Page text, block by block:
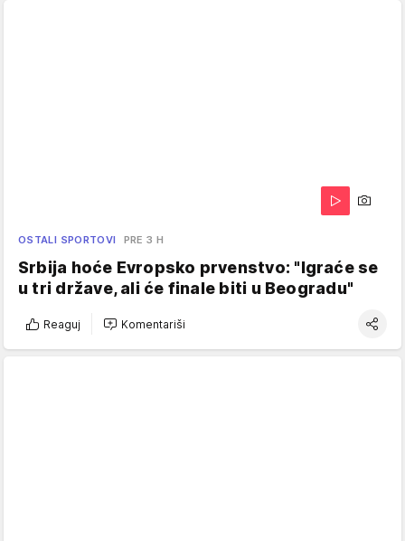
OSTALI SPORTOVI PRE 3 H
Srbija hoće Evropsko prvenstvo: "Igraće se
u tri države, ali će finale biti u Beogradu"
Reaguj Komentariši